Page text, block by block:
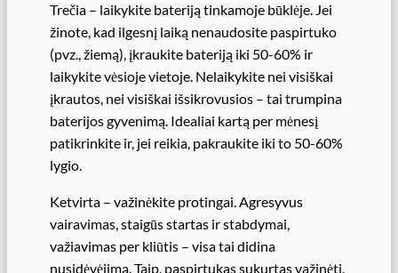
Trečia – laikykite bateriją tinkamoje būklėje. Jei
žinote, kad ilgesnį laiką nenaudosite paspirtuko
(pvz., žiemą), įkraukite bateriją iki 50-60% ir
laikykite vėsioje vietoje. Nelaikykite nei visiškai
įkrautos, nei visiškai išsikrovusios – tai trumpina
baterijos gyvenimą. Idealiai kartą per mėnesį
patikrinkite ir, jei reikia, pakraukite iki to 50-60%
lygio.
Ketvirta – važinėkite protingai. Agresyvus
vairavimas, staigūs startas ir stabdymai,
važiavimas per kliūtis – visa tai didina
nusidėvėjimą. Taip, paspirtukas sukurtas važinėti,